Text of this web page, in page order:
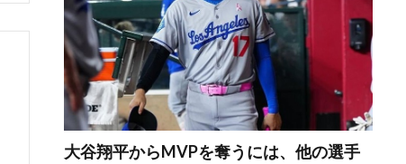
大谷翔平からMVPを奪うには、他の選手